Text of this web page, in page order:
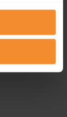
8%